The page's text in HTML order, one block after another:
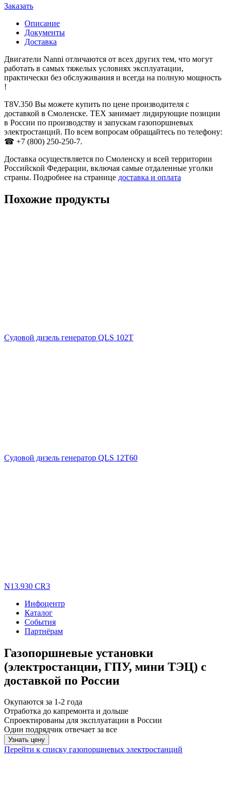
Заказать
Описание
Документы
Доставка
Двигатели Nanni отличаются от всех других тем, что могут
работать в самых тяжелых условиях эксплуатации,
практически без обслуживания и всегда на полную мощность
!
T8V.350 Вы можете купить по цене производителя с
доставкой в Смоленске. ТЕХ занимает лидирующие позиции
в России по производству и запускам газопоршневых
электростанций. По всем вопросам обращайтесь по телефону:
☎ +7 (800) 250-250-7.
Доставка осуществляется по Смоленску и всей территории
Российской Федерации, включая самые отдаленные уголки
страны. Подробнее на странице доставка и оплата
Похожие продукты
Судовой дизель генератор QLS 102T
Судовой дизель генератор QLS 12T60
N13.930 CR3
Инфоцентр
Каталог
События
Партнёрам
Газопоршневые установки
(электростанции, ГПУ, мини ТЭЦ) с
доставкой по России
Окупаются за 1-2 года
Отработка до капремонта и дольше
Спроектированы для эксплуатации в России
Один подрядчик отвечает за все
Узнать цену
Перейти к списку газопорщневых электростанций